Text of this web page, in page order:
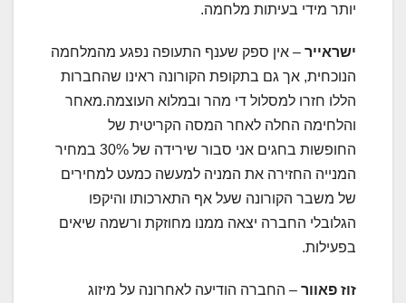
יותר מידי בעיתות מלחמה.
ישראייר – אין ספק שענף התעופה נפגע מהמלחמה
הנוכחית, אך גם בתקופת הקורונה ראינו שהחברות
הללו חזרו למסלול די מהר ובמלוא העוצמה.מאחר
והלחימה החלה לאחר המסה הקריטית של
החופשות בחגים אני סבור שירידה של 30% במחיר
המנייה החזירה את המניה למעשה כמעט למחירים
של משבר הקורונה שעל אף התארכותו והיקפו
הגלובלי החברה יצאה ממנו מחוזקת ורשמה שיאים
בפעילות.
זוז פאוור – החברה הודיעה לאחרונה על מיזוג